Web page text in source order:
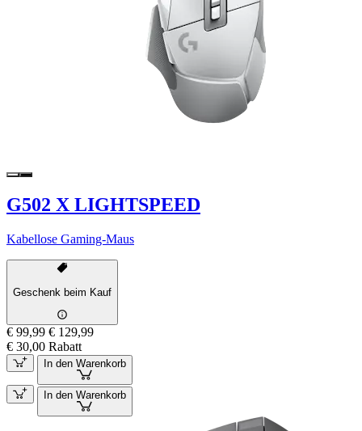
G502 X LIGHTSPEED
Kabellose Gaming-Maus
Geschenk beim Kauf
€ 99,99 € 129,99
€ 30,00 Rabatt
In den Warenkorb
In den Warenkorb